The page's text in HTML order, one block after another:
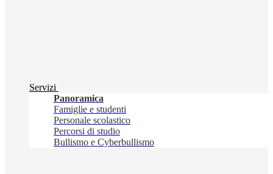
Servizi
Panoramica
Famiglie e studenti
Personale scolastico
Percorsi di studio
Bullismo e Cyberbullismo